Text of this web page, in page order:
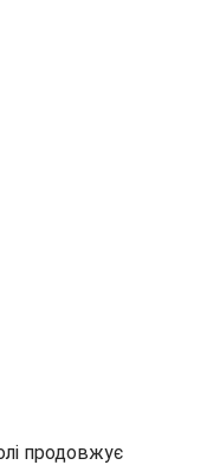
продовжує